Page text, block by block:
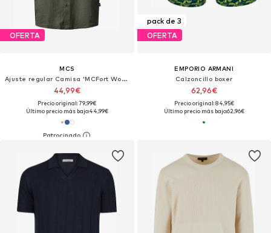
OFERTA
MCS
Ajuste regular Camisa 'MCFort Worth'
44,99€
Precio original: 79,99€
Último precio más bajo:44,99€
pack de 3
OFERTA
EMPORIO ARMANI
Calzoncillo boxer
62,96€
Precio original: 84,95€
Último precio más bajo:62,96€